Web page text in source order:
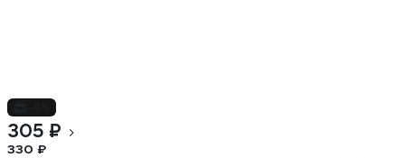
305 ₽
330 ₽